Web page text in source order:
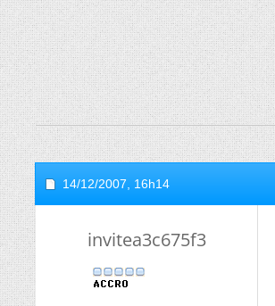
14/12/2007, 16h14
invitea3c675f3